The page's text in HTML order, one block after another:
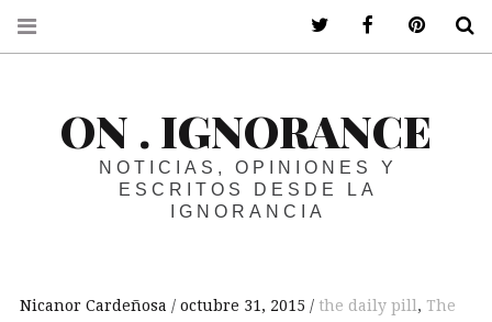
ON . IGNORANCE
NOTICIAS, OPINIONES Y
ESCRITOS DESDE LA
IGNORANCIA
Nicanor Cardeñosa octubre 31, 2015 the daily pill, The
ir a mi twitterir a mi facebook
ir a mi